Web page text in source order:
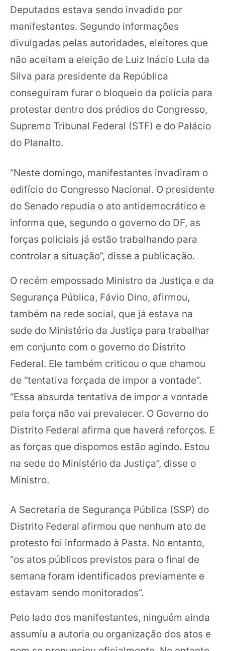
Deputados estava sendo invadido por
manifestantes. Segundo informações
divulgadas pelas autoridades, eleitores que
não aceitam a eleição de Luiz Inácio Lula da
Silva para presidente da República
conseguiram furar o bloqueio da polícia para
protestar dentro dos prédios do Congresso,
Supremo Tribunal Federal (STF) e do Palácio
do Planalto.
“Neste domingo, manifestantes invadiram o
edifício do Congresso Nacional. O presidente
do Senado repudia o ato antidemocrático e
informa que, segundo o governo do DF, as
forças policiais já estão trabalhando para
controlar a situação”, disse a publicação.
O recém empossado Ministro da Justiça e da
Segurança Pública, Fávio Dino, afirmou,
também na rede social, que já estava na
sede do Ministério da Justiça para trabalhar
em conjunto com o governo do Distrito
Federal. Ele também criticou o que chamou
de “tentativa forçada de impor a vontade”.
“Essa absurda tentativa de impor a vontade
pela força não vai prevalecer. O Governo do
Distrito Federal afirma que haverá reforços. E
as forças que dispomos estão agindo. Estou
na sede do Ministério da Justiça”, disse o
Ministro.
A Secretaria de Segurança Pública (SSP) do
Distrito Federal afirmou que nenhum ato de
protesto foi informado à Pasta. No entanto,
“os atos públicos previstos para o final de
semana foram identificados previamente e
estavam sendo monitorados”.
Pelo lado dos manifestantes, ninguém ainda
assumiu a autoria ou organização dos atos e